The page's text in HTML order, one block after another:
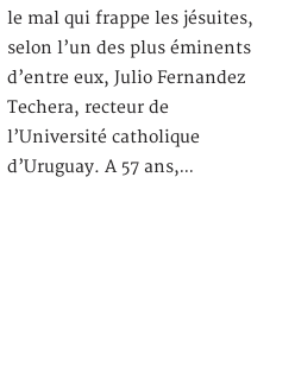
le mal qui frappe les jésuites,
selon l’un des plus éminents
d’entre eux, Julio Fernandez
Techera, recteur de
l’Université catholique
d’Uruguay. A 57 ans,…